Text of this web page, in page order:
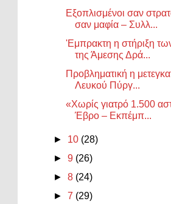
Εξοπλισμένοι σαν
σαν μαφία – Συλλ...
'Eμπρακτη η στήριξη
της Άμεσης Δρά...
Προβληματική η
Λευκού Πύργ...
«Χωρίς γιατρό 1.500
Έβρο – Εκπέμπ...
► 10 (28)
►9 (26)
►8 (24)
►7 (29)